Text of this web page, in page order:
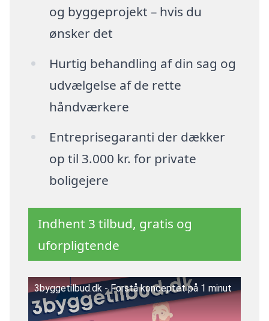
og byggeprojekt – hvis du
ønsker det
Hurtig behandling af din sag og
udvælgelse af de rette
håndværkere
Entreprisegaranti der dækker
op til 3.000 kr. for private
boligejere
Indhent 3 tilbud, gratis og
uforpligtende
3byggetilbud.dk - Forstå konceptet på 1 minut